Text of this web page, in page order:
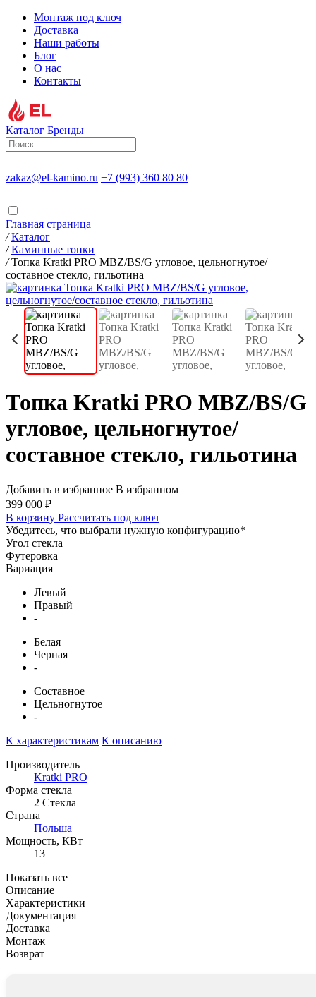
Монтаж под ключ
Доставка
Наши работы
Блог
О нас
Контакты
Каталог Бренды
zakaz@el-kamino.ru +7 (993) 360 80 80
Главная страница
/ Каталог
/ Каминные топки
/ Топка Kratki PRO MBZ/BS/G угловое, цельногнутое/
составное стекло, гильотина
Топка Kratki PRO MBZ/BS/G
угловое, цельногнутое/
составное стекло, гильотина
Добавить в избранное В избранном
399 000 ₽
В корзину Рассчитать под ключ
Убедитесь, что выбрали нужную конфигурацию*
Угол стекла
Футеровка
Вариация
Левый
Правый
-
Белая
Черная
-
Составное
Цельногнутое
-
К характеристикам К описанию
Производитель
Kratki PRO
Форма стекла
2 Стекла
Страна
Польша
Мощность, КВт
13
Показать все
Описание
Характеристики
Документация
Доставка
Монтаж
Возврат